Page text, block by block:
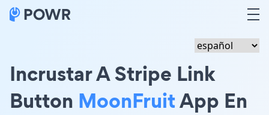
Incrustar A Stripe Link
Button MoonFruitApp En